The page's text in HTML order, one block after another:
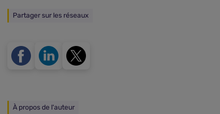
Partager sur les réseaux
À propos de l'auteur